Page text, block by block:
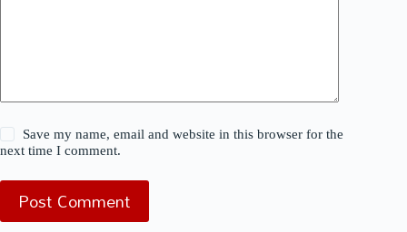
Save my name, email and website in this browser for the
next time I comment.
Post Comment